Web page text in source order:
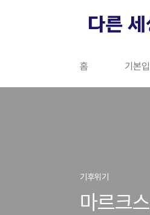
홈 기본
기후위기
마르크